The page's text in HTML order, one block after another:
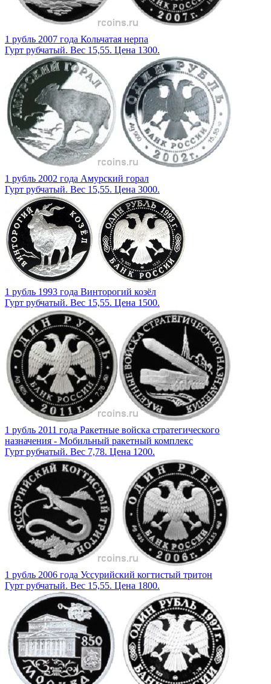
1 рубль 2007 года Кольчатая нерпа
Гурт рубчатый. Вес 15,55. Цена 1300.
1 рубль 2002 года Амурский горал
Гурт рубчатый. Вес 15,55. Цена 3000.
1 рубль 1993 года Винторогий козёл
Гурт рубчатый. Вес 15,55. Цена 1500.
1 рубль 2011 года Ракетные войска стратегического
назначения - Мобильный ракетный комплекс
Гурт рубчатый. Вес 7,78. Цена 1200.
1 рубль 2006 года Уссурийский когтистый тритон
Гурт рубчатый. Вес 15,55. Цена 1800.